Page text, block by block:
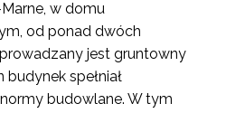
w domu
od ponad dwóch
jest gruntowny
spełniał
budowlane. W tym